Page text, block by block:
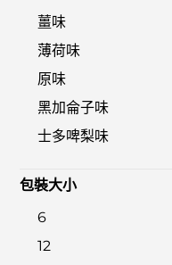
薑味
薄荷味
原味
黑加侖子味
士多啤梨味
包裝大小
6
12